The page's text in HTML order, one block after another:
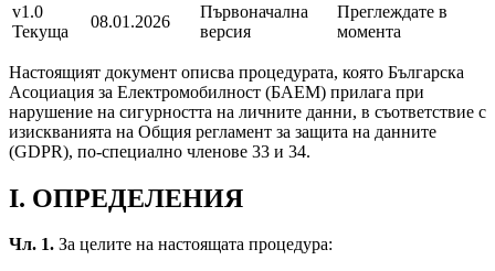
v1.0
Текуща
08.01.2026
Първоначална
версия
Преглеждате в
момента
Настоящият документ описва процедурата, която Българска
Асоциация за Електромобилност (БАЕМ) прилага при
нарушение на сигурността на личните данни, в съответствие с
изискванията на Общия регламент за защита на данните
(GDPR), по-специално членове 33 и 34.
I. ОПРЕДЕЛЕНИЯ
Чл. 1. За целите на настоящата процедура: